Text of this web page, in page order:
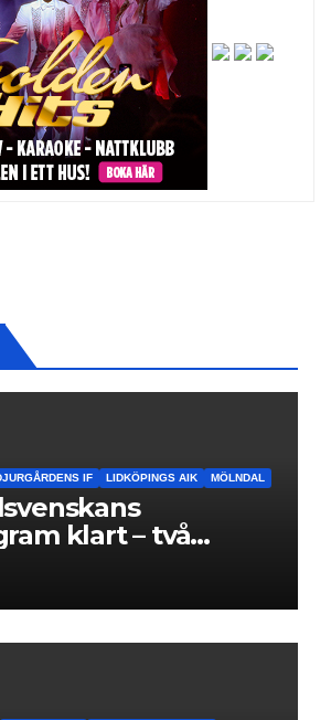
IF LIDKÖPINGS AIK MÖLNDAL
klart – två
jagar sin